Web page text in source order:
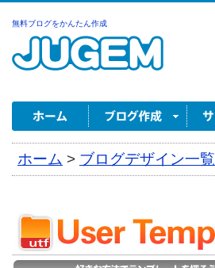
無料ブログをかんたん作成
ホーム > ブログデザイン一覧